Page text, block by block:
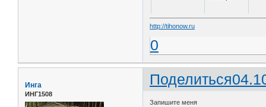
http://tihonow.ru
0
Поделиться
Инга
ИНГ1508
Запишите меня